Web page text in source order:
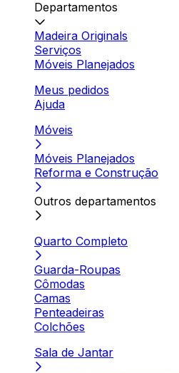
Departamentos
Madeira Originals
Serviços
Móveis Planejados
Meus pedidos
Ajuda
Móveis
Móveis Planejados
Reforma e Construção
Outros departamentos
Quarto Completo
Guarda-Roupas
Cômodas
Camas
Penteadeiras
Colchões
Sala de Jantar